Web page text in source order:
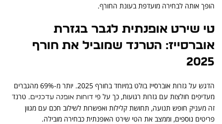
הופך אותה לבחירה מועדפת בעונת החורף.
טי שירט אופנתית לגבר בגזרת
אוברסייז: הטרנד שמוביל את חורף
2025
הדגש על גזרות אוברסייז בולט במיוחד בחורף 2025. יותר מ-69% מהגברים
מעדיפים חולצות עם גזרות רגועות, כך על פי דוחות אופנה עדכניים. טרנד
זה מעניק חופש תנועה, תחושת קלילות ואפשרות לשילוב חכם עם מגוון
פריטים נוספים, וממצב את הטי שירט האופנתית כבחירה מובילה.